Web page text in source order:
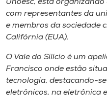
o idioma
Unoesc, está
com representantes da
e membros da sociedade
Califórnia (EUA).
O Vale do Silício é um
Francisco onde estão
tecnologia, destacando-
eletrônicos, na eletrônica